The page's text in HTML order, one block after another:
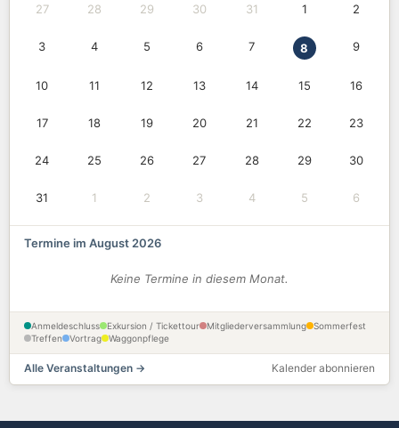
27 28 29 30 31 1 2
3 4 5 6 7 8 9
10 11 12 13 14 15 16
17 18 19 20 21 22 23
24 25 26 27 28 29 30
31 1 2 3 4 5 6
Termine im August 2026
Keine Termine in diesem Monat.
Anmeldeschluss Exkursion / Tickettour Mitgliederversammlung
Sommerfest
Treffen
Vortrag Waggonpflege
Alle Veranstaltungen → Kalender abonnieren